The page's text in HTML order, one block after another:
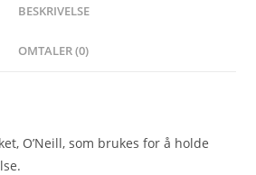
BESKRIVELSE
OMTALER (0)
O’Neill, som brukes for å holde